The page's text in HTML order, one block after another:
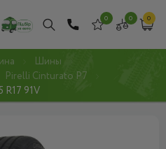
0 0 0
Шины
Pirelli Cinturato P7
91V